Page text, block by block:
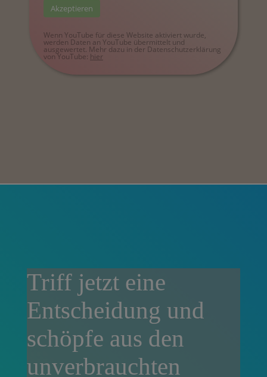
Akzeptieren
Wenn YouTube für diese Website aktiviert wurde,
werden Daten an YouTube übermittelt und
ausgewertet. Mehr dazu in der Datenschutzerklärung
von YouTube: hier
Triff jetzt eine
Entscheidung und
schöpfe aus den
unverbrauchten